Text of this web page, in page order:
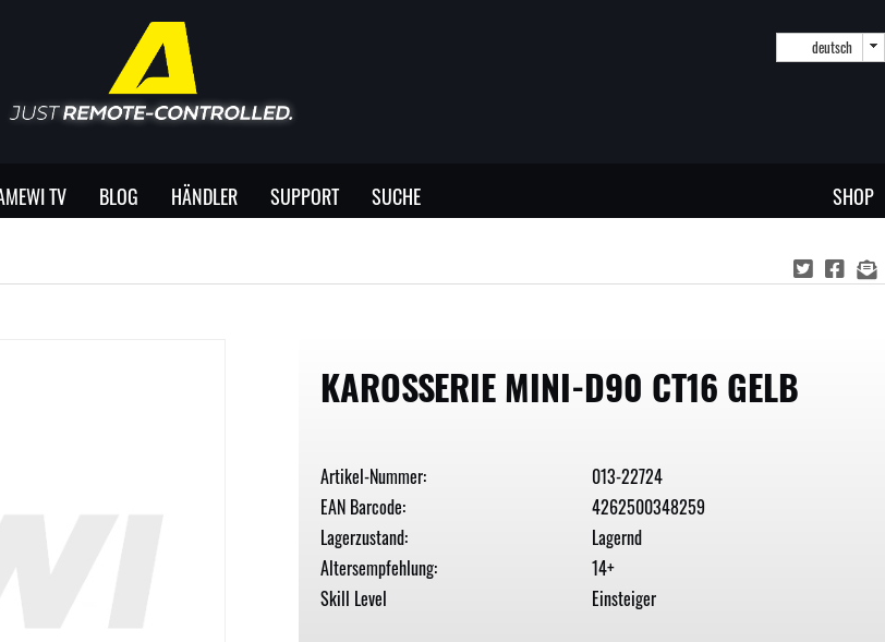
deutsch
TV BLOG HÄNDLER SUPPORT SUCHE SHOP
KAROSSERIE MINI-D90 CT16 GELB
Artikel-Nummer:
013-22724
EAN Barcode:
4262500348259
Lagerzustand:
Lagernd
Altersempfehlung:
14+
Skill Level
Einsteiger